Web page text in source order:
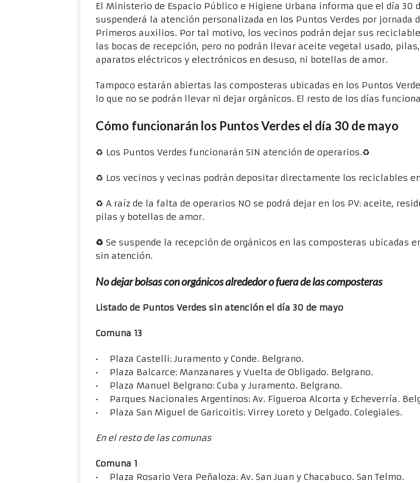
El Ministerio de Espacio Público e Higiene Urbana informa que el día 30
suspenderá la atención personalizada en los Puntos Verdes por jornada
Primeros auxilios. Por tal motivo, los vecinos podrán dejar sus
las bocas de recepción, pero no podrán llevar aceite vegetal usado,
aparatos eléctricos y electrónicos en desuso, ni botellas de amor.
Tampoco estarán abiertas las composteras ubicadas en los Puntos
lo que no se podrán llevar ni dejar orgánicos. El resto de los días
Cómo funcionarán los Puntos Verdes el día 30 de mayo
♻ Los Puntos Verdes funcionarán SIN atención de operarios.♻
♻ Los vecinos y vecinas podrán depositar directamente los reciclables
♻ A raíz de la falta de operarios NO se podrá dejar en los PV: aceite,
pilas y botellas de amor.
♻ Se suspende la recepción de orgánicos en las composteras ubicadas
sin atención.
No dejar bolsas con orgánicos alrededor o fuera de las composteras
Listado de Puntos Verdes sin atención el día 30 de mayo
Comuna 13
• Plaza Castelli: Juramento y Conde. Belgrano.
• Plaza Balcarce: Manzanares y Vuelta de Obligado. Belgrano.
• Plaza Manuel Belgrano: Cuba y Juramento. Belgrano.
• Parques Nacionales Argentinos: Av. Figueroa Alcorta y Echeverría.
• Plaza San Miguel de Garicoitis: Virrey Loreto y Delgado. Colegiales.
En el resto de las comunas
Comuna 1
• Plaza Rosario Vera Peñaloza: Av. San Juan y Chacabuco. San Telmo.